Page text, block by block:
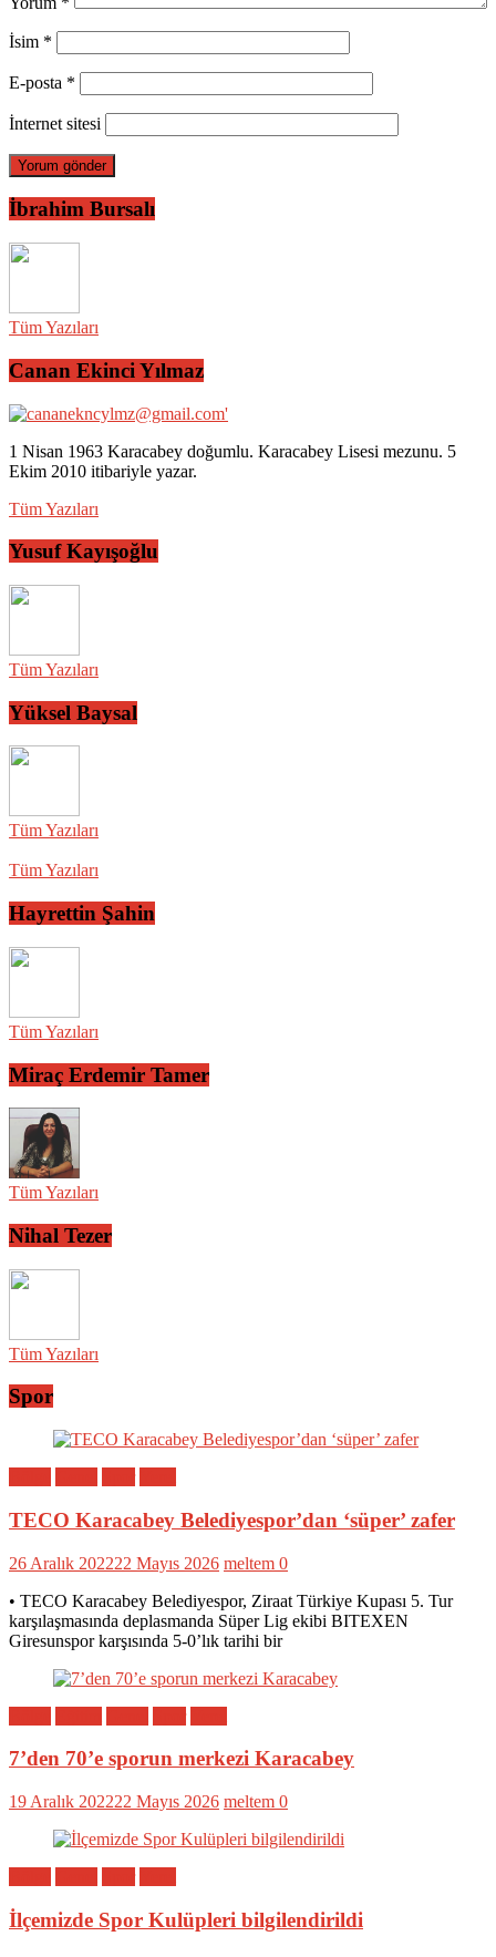
İsim *
E-posta *
İnternet sitesi
İbrahim Bursalı
Tüm Yazıları
Canan Ekinci Yılmaz
1 Nisan 1963 Karacabey doğumlu. Karacabey Lisesi mezunu. 5
Ekim 2010 itibariyle yazar.
Tüm Yazıları
Yusuf Kayışoğlu
Tüm Yazıları
Yüksel Baysal
Tüm Yazıları
Tüm Yazıları
Hayrettin Şahin
Tüm Yazıları
Miraç Erdemir Tamer
Tüm Yazıları
Nihal Tezer
Tüm Yazıları
Spor
TECO Karacabey Belediyespor’dan ‘süper’ zafer
26 Aralık 202222 Mayıs 2026 meltem 0
• TECO Karacabey Belediyespor, Ziraat Türkiye Kupası 5. Tur
karşılaşmasında deplasmanda Süper Lig ekibi BITEXEN
Giresunspor karşısında 5-0’lık tarihi bir
7’den 70’e sporun merkezi Karacabey
19 Aralık 202222 Mayıs 2026 meltem 0
İlçemizde Spor Kulüpleri bilgilendirildi